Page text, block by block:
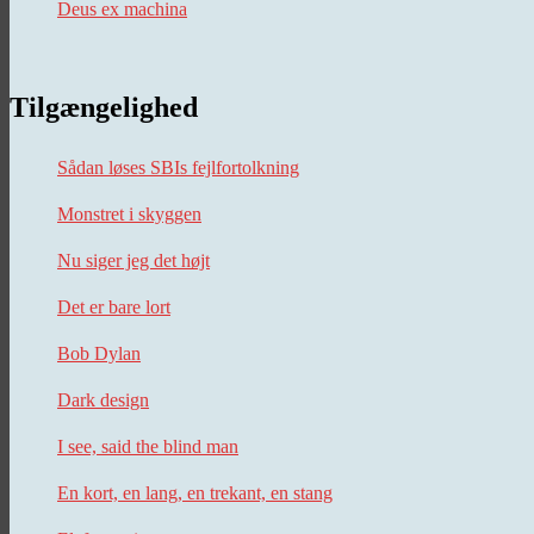
Deus ex machina
Tilgængelighed
Sådan løses SBIs fejlfortolkning
Monstret i skyggen
Nu siger jeg det højt
Det er bare lort
Bob Dylan
Dark design
I see, said the blind man
En kort, en lang, en trekant, en stang